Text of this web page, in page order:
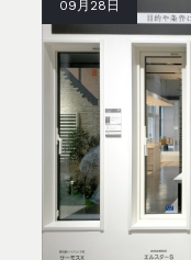
09月28日